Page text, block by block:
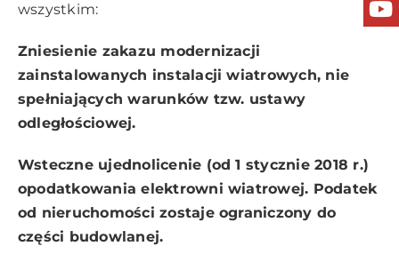
wszystkim:
Zniesienie zakazu modernizacji
zainstalowanych instalacji wiatrowych, nie
spełniających warunków tzw. ustawy
odległościowej.
Wsteczne ujednolicenie (od 1 stycznie 2018 r.)
opodatkowania elektrowni wiatrowej. Podatek
od nieruchomości zostaje ograniczony do
części budowlanej.